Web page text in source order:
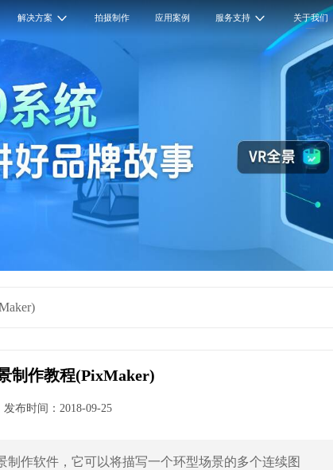
解决方案 拍摄制作 应用案例 服务支持 关于我们
制作教程(PixMaker)
发布时间：2018-09-25
制作软件，它可以将描写一个环型场景的多个连续图